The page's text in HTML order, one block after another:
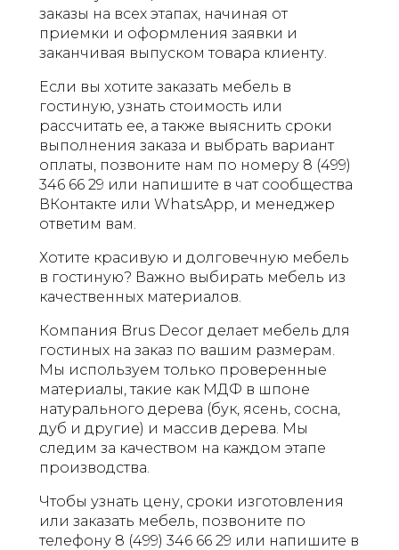
заказы на всех этапах, начиная от
приемки и оформления заявки и
заканчивая выпуском товара клиенту.
Если вы хотите заказать мебель в
гостиную, узнать стоимость или
рассчитать ее, а также выяснить сроки
выполнения заказа и выбрать вариант
оплаты, позвоните нам по номеру 8 (499)
346 66 29 или напишите в чат сообщества
ВКонтакте или WhatsApp, и менеджер
ответим вам.
Хотите красивую и долговечную мебель
в гостиную? Важно выбирать мебель из
качественных материалов.
Компания Brus Decor делает мебель для
гостиных на заказ по вашим размерам.
Мы используем только проверенные
материалы, такие как МДФ в шпоне
натурального дерева (бук, ясень, сосна,
дуб и другие) и массив дерева. Мы
следим за качеством на каждом этапе
производства.
Чтобы узнать цену, сроки изготовления
или заказать мебель, позвоните по
телефону 8 (499) 346 66 29 или напишите в